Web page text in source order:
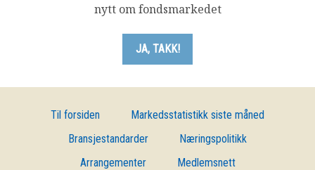
nytt om fondsmarkedet
JA, TAKK!
Til forsiden
Markedsstatistikk siste måned
Bransjestandarder
Næringspolitikk
Arrangementer
Medlemsnett